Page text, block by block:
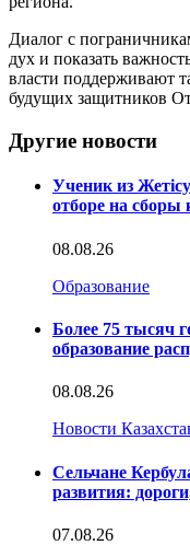
Диалог с
дух и показать
власти поддерживают
будущих защитников
Другие новости
Ученик из
отборе на сборы
08.08.26
Образование
Более 75 тысяч
образование
08.08.26
Новости
Сельчане
развития:
07.08.26